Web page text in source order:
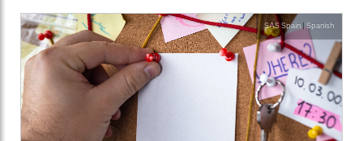
SAS Spain | Spanish